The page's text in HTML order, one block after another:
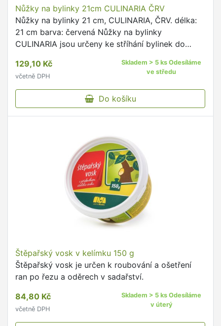
Nůžky na bylinky 21cm CULINARIA ČRV
Nůžky na bylinky 21 cm, CULINARIA, ČRV. délka:
21 cm barva: červená Nůžky na bylinky
CULINARIA jsou určeny ke stříhání bylinek do
129,10 Kč
včetně DPH
Skladem > 5 ks Odesíláme
ve středu
Do košíku
Štěpařský vosk v kelímku 150 g
Štěpařský vosk je určen k roubování a ošetření
ran po řezu a oděrech v sadařství.
84,80 Kč
včetně DPH
Skladem > 5 ks Odesíláme
v úterý